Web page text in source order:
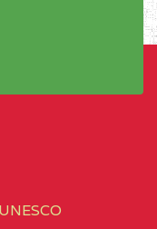
SCHOOL BP :(1)
COLLEGE (